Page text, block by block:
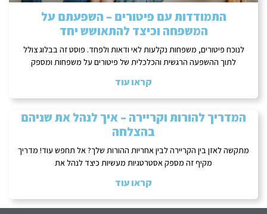
התמודדות עם פיטורים – השפעתם על
המשפחה וכיצד להתאושש יחד
לנוכח פיטורים, משפחות נקלעות לאי ודאות ולפחד. פוסט זה בבלוג צולל
לתוך ההשפעה הרגשית והכלכלית של פיטורים על משפחות ומספק
קראו עוד
המדריך להורות וקריירה – איך לנהל את שניהם
בהצלחה
מתקשה לאזן בין הקריירה לבין אחריות ההורות שלך? אל תחפש עוד! מדריך
מקיף זה מספק אסטרטגיות מעשיות כיצד לנהל את
קראו עוד